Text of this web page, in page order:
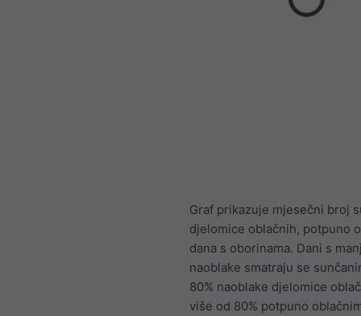
Graf prikazuje mjesečni broj
djelomice oblačnih, potpuno
dana s oborinama. Dani s
naoblake smatraju se
80% naoblake djelomice
više od 80% potpuno